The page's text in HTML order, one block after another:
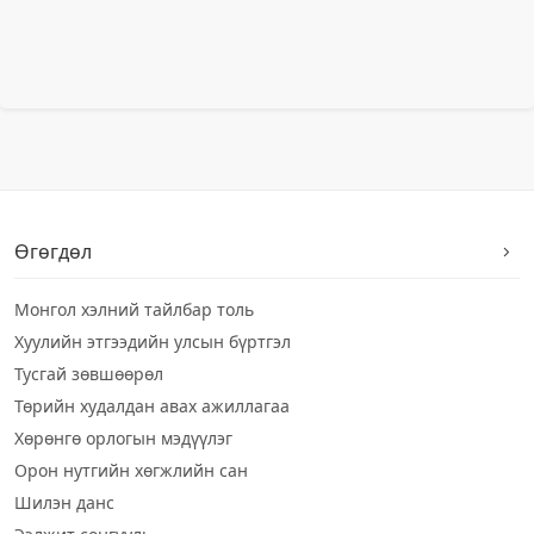
Өгөгдөл
Монгол хэлний тайлбар толь
Хуулийн этгээдийн улсын бүртгэл
Тусгай зөвшөөрөл
Төрийн худалдан авах ажиллагаа
Хөрөнгө орлогын мэдүүлэг
Орон нутгийн хөгжлийн сан
Шилэн данс